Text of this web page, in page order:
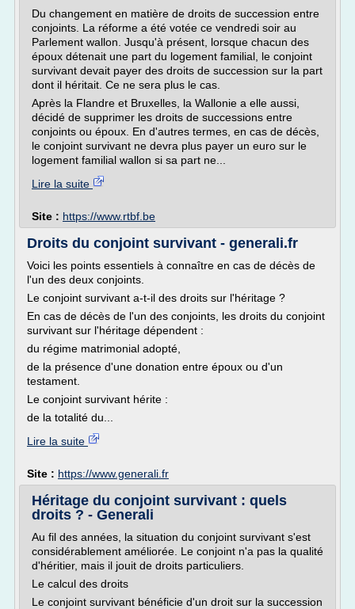
Du changement en matière de droits de succession entre
conjoints. La réforme a été votée ce vendredi soir au
Parlement wallon. Jusqu'à présent, lorsque chacun des
époux détenait une part du logement familial, le conjoint
survivant devait payer des droits de succession sur la part
dont il héritait. Ce ne sera plus le cas.
Après la Flandre et Bruxelles, la Wallonie a elle aussi,
décidé de supprimer les droits de successions entre
conjoints ou époux. En d'autres termes, en cas de décès,
le conjoint survivant ne devra plus payer un euro sur le
logement familial wallon si sa part ne...
Lire la suite
Site : https://www.rtbf.be
Droits du conjoint survivant - generali.fr
Voici les points essentiels à connaître en cas de décès de
l'un des deux conjoints.
Le conjoint survivant a-t-il des droits sur l'héritage ?
En cas de décès de l'un des conjoints, les droits du conjoint
survivant sur l'héritage dépendent :
du régime matrimonial adopté,
de la présence d'une donation entre époux ou d'un
testament.
Le conjoint survivant hérite :
de la totalité du...
Lire la suite
Site : https://www.generali.fr
Héritage du conjoint survivant : quels
droits ? - Generali
Au fil des années, la situation du conjoint survivant s'est
considérablement améliorée. Le conjoint n'a pas la qualité
d'héritier, mais il jouit de droits particuliers.
Le calcul des droits
Le conjoint survivant bénéficie d'un droit sur la succession